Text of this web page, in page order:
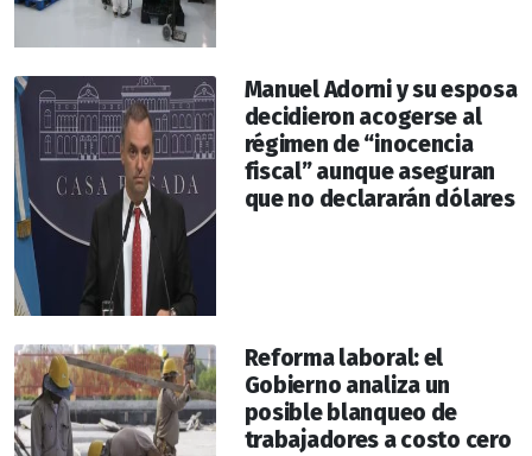
Manuel Adorni y su esposa
decidieron acogerse al
régimen de “inocencia
fiscal” aunque aseguran
que no declararán dólares
Reforma laboral: el
Gobierno analiza un
posible blanqueo de
trabajadores a costo cero